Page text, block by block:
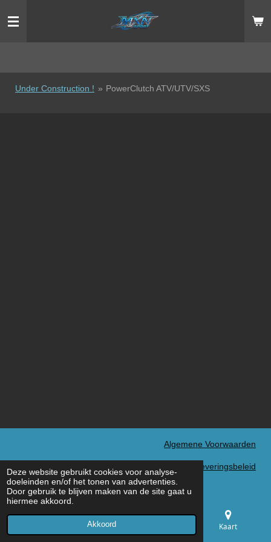
Deze website gebruikt cookies voor analyse-
doeleinden en/of het tonen van advertenties.
Door gebruik te blijven maken van de site gaat u
hiermee akkoord.
Akkoord
direct
Under Construction ! » PowerClutch ATV/UTV/SXS
Algemene Voorwaarden
Verzend- en Leveringsbeleid
© 2022 - 2026 MXN Sport
Telefoonnummer Kaart